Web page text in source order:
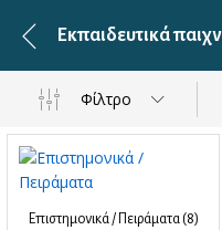
Φίλτρο
Επιστημονικά / Πειράματα (8)